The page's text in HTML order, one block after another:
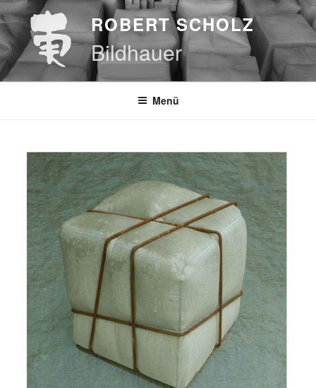
Zum
Inhalt
springen
ROBERT SCHOLZ
Bildhauer
Menü